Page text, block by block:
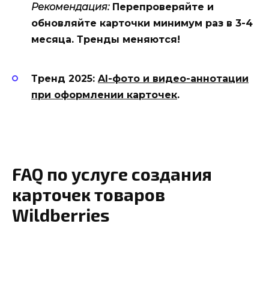
Рекомендация:Перепроверяйте и
обновляйте карточки минимум раз в 3-4
месяца. Тренды меняются!
Тренд 2025: AI-фото и видео-аннотации
при оформлении карточек.
FAQ по услуге создания
карточек товаров
Wildberries